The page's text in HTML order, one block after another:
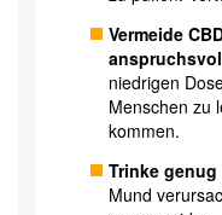
Vermeide
niedrigen
Menschen zu
kommen.
Trinke genug
Mund